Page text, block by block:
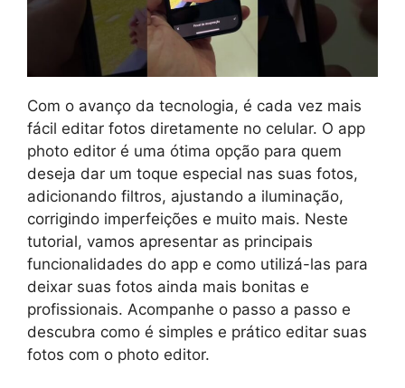
Com o avanço da tecnologia, é cada vez mais
fácil editar fotos diretamente no celular. O app
photo editor é uma ótima opção para quem
deseja dar um toque especial nas suas fotos,
adicionando filtros, ajustando a iluminação,
corrigindo imperfeições e muito mais. Neste
tutorial, vamos apresentar as principais
funcionalidades do app e como utilizá-las para
deixar suas fotos ainda mais bonitas e
profissionais. Acompanhe o passo a passo e
descubra como é simples e prático editar suas
fotos com o photo editor.